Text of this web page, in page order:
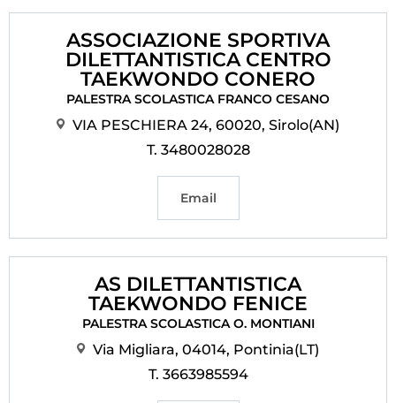
ASSOCIAZIONE SPORTIVA
DILETTANTISTICA CENTRO
TAEKWONDO CONERO
PALESTRA SCOLASTICA FRANCO CESANO
VIA PESCHIERA 24, 60020, Sirolo(AN)
T. 3480028028
Email
AS DILETTANTISTICA
TAEKWONDO FENICE
PALESTRA SCOLASTICA O. MONTIANI
Via Migliara, 04014, Pontinia(LT)
T. 3663985594